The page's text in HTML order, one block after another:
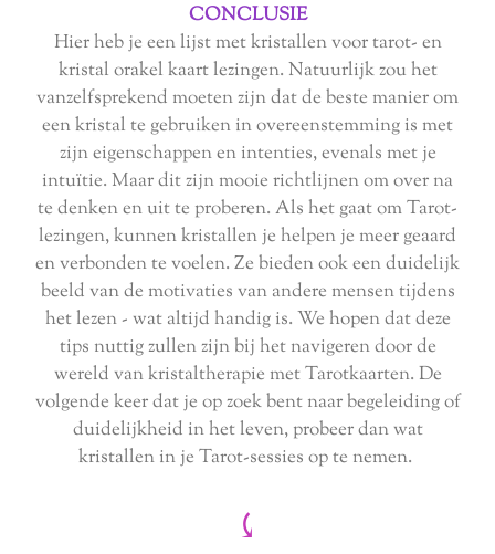
CONCLUSIE
Hier heb je een lijst met kristallen voor tarot- en
kristal orakel kaart lezingen. Natuurlijk zou het
vanzelfsprekend moeten zijn dat de beste manier om
een kristal te gebruiken in overeenstemming is met
zijn eigenschappen en intenties, evenals met je
intuïtie. Maar dit zijn mooie richtlijnen om over na
te denken en uit te proberen. Als het gaat om Tarot-
lezingen, kunnen kristallen je helpen je meer geaard
en verbonden te voelen. Ze bieden ook een duidelijk
beeld van de motivaties van andere mensen tijdens
het lezen - wat altijd handig is. We hopen dat deze
tips nuttig zullen zijn bij het navigeren door de
wereld van kristaltherapie met Tarotkaarten. De
volgende keer dat je op zoek bent naar begeleiding of
duidelijkheid in het leven, probeer dan wat
kristallen in je Tarot-sessies op te nemen.
⤹